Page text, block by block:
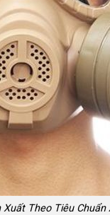
Theo Tiêu Chuẩn